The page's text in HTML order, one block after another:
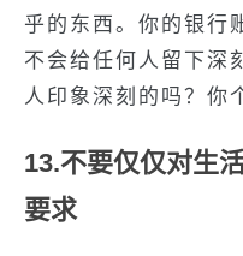
乎的东西。你的银行
不会给任何人留下深
人印象深刻的吗？你
13.不要仅仅对生
要求